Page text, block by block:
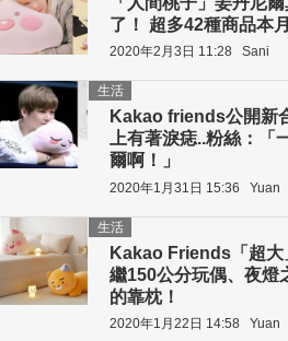
了！ 超多42種商品本
2020年2月3日 11:28 Sani
Kakao friends公開新
上有著淚痣..粉絲：「
爾啊！」
生活
2020年1月31日 15:36 Yuan
Kakao Friends「超大
繼150公分玩偶、夜燈
的靠枕！
生活
2020年1月22日 14:58 Yuan